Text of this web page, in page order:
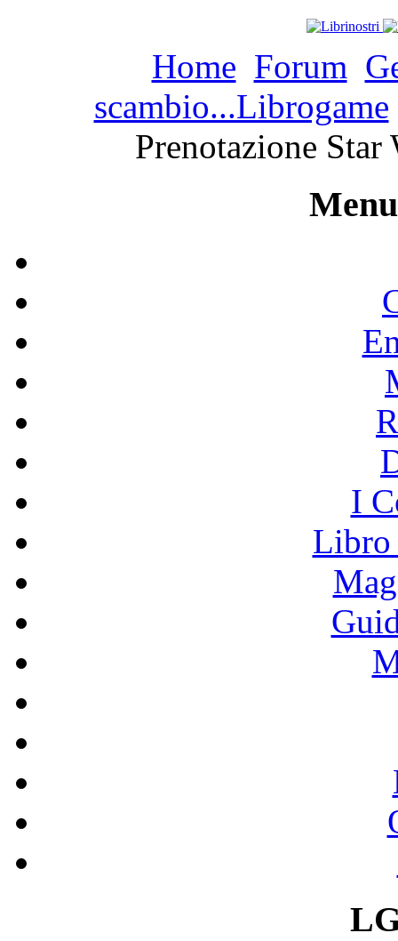
Home Forum
scambio...Librogame
Prenotazione
I
Libro